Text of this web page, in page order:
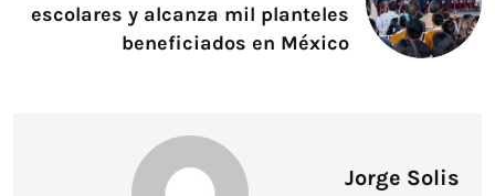
escolares y alcanza mil planteles
beneficiados en México
Jorge Solis